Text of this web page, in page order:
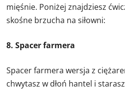
mięśnie. Poniżej znajdziesz
skośne brzucha na siłowni:
8. Spacer farmera
Spacer farmera wersja z
chwytasz w dłoń hantel i